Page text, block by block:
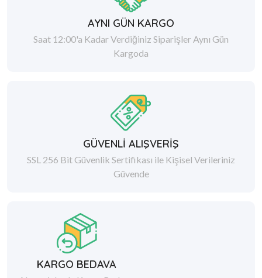
AYNI GÜN KARGO
Saat 12:00'a Kadar Verdiğiniz Siparişler Aynı Gün
Kargoda
GÜVENLİ ALIŞVERİŞ
SSL 256 Bit Güvenlik Sertifikası ile Kişisel Verileriniz
Güvende
KARGO BEDAVA